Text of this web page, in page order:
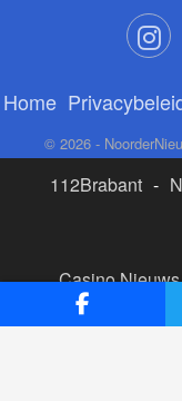
Home
© 2026 -
112Brabant -
Casino Nieuws
buitenlandse site